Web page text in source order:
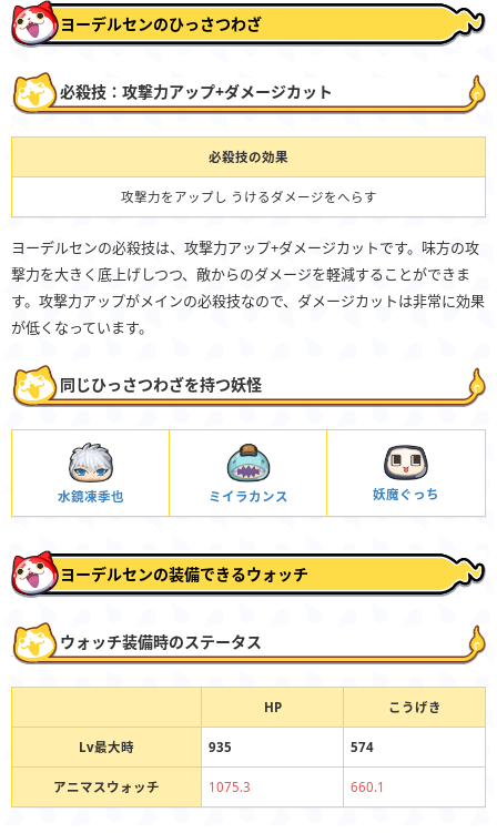
ヨーデルセンのひっさつわざ
必殺技：攻撃力アップ+ダメージカット
必殺技の効果
攻撃力をアップし うけるダメージをへらす
ヨーデルセンの必殺技は、攻撃力アップ+ダメージカットです。味方の攻
撃力を大きく底上げしつつ、敵からのダメージを軽減することができま
す。攻撃力アップがメインの必殺技なので、ダメージカットは非常に効果
が低くなっています。
同じひっさつわざを持つ妖怪
水鏡凍季也 ミイラカンス 妖魔ぐっち
ヨーデルセンの装備できるウォッチ
ウォッチ装備時のステータス
HP こうげき
Lv最大時 935 574
アニマスウォッチ 1075.3 660.1